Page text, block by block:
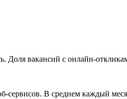
Доля вакансий с онлайн-
сервисов. В среднем каждый